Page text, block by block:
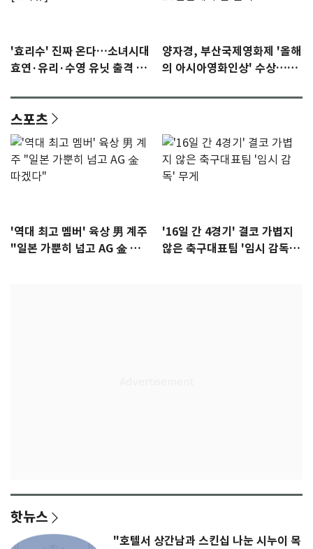
'효리수' 진짜 온다…소녀시대
효연·유리·수영 유닛 출격 [N
양자경, 부산국제영화제 '올해
의 아시아영화인상' 수상…15
스포츠
'역대 최고 멤버' 육상 男 계주
"일본 가뿐히 넘고 AG 金 따겠
'16일 간 4경기' 결코 가볍지
않은 축구대표팀 '임시 감독'
핫뉴스
"호텔서 상간남과 스킨십 나눈 시누이 목